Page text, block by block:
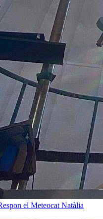
el Meteocat Natàlia